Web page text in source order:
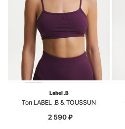
Label .B
Топ LABEL .B & TOUSSUN
2 590₽